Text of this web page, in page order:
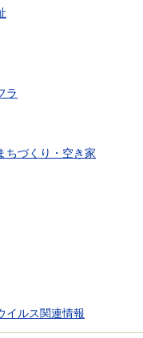
ラ
ちづくり・空き家
イルス関連情報